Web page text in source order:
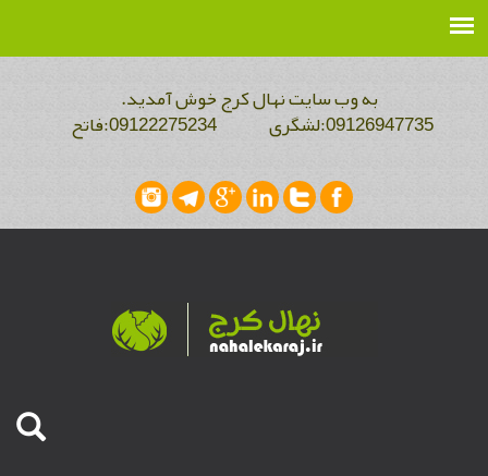
به وب سایت نهال کرج خوش آمدید.